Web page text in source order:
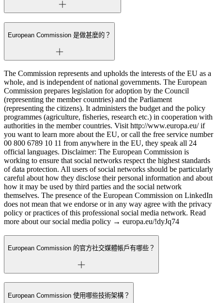
European Commission 是做甚麼的？
The Commission represents and upholds the interests of the EU as a
whole, and is independent of national governments. The European
Commission prepares legislation for adoption by the Council
(representing the member countries) and the Parliament
(representing the citizens). It administers the budget and the policy
programmes (agriculture, fisheries, research etc.) in cooperation with
authorities in the member countries. Visit http://www.europa.eu/ if
you want to learn more about the EU, or call the free service number
00 800 6789 10 11 from anywhere in the EU, they speak all 24
official languages. Disclaimer: The European Commission is
working to ensure that social networks respect the highest standards
of data protection. All users of social networks should be particularly
careful about how they disclose their personal information and about
how it may be used by third parties and the social network
themselves. The presence of the European Commission on LinkedIn
does not mean that we endorse or in any way agree with the privacy
policy or practices of this professional social media network. Read
more about our social media policy → europa.eu/!dyJq74
European Commission 的官方社交媒體帳戶有哪些？
European Commission 使用哪些技術架構？